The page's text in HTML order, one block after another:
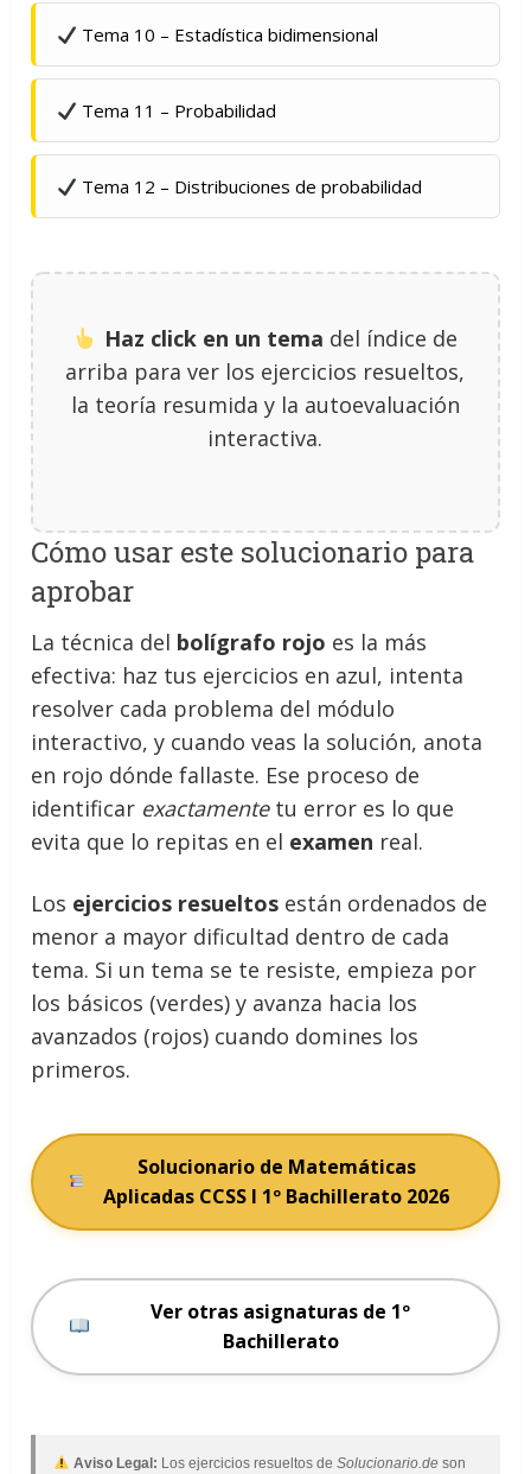
Tema 10 – Estadística bidimensional
Tema 11 – Probabilidad
Tema 12 – Distribuciones de probabilidad
Haz click en un tema del índice de
arriba para ver los ejercicios resueltos,
la teoría resumida y la autoevaluación
interactiva.
Cómo usar este solucionario para
aprobar
La técnica del bolígrafo rojo es la más
efectiva: haz tus ejercicios en azul, intenta
resolver cada problema del módulo
interactivo, y cuando veas la solución, anota
en rojo dónde fallaste. Ese proceso de
identificar exactamentetu error es lo que
evita que lo repitas en el examen real.
Los ejercicios resueltos están ordenados de
menor a mayor dificultad dentro de cada
tema. Si un tema se te resiste, empieza por
los básicos (verdes) y avanza hacia los
avanzados (rojos) cuando domines los
primeros.
Solucionario de Matemáticas
Aplicadas CCSS I 1º Bachillerato 2026
Ver otras asignaturas de 1º
Bachillerato
Aviso Legal: Los ejercicios resueltos de Solucionario.deson